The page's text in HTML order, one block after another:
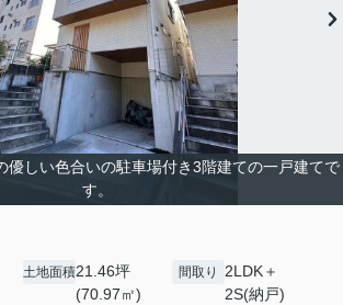
優しい色合いの駐車場付き3階建ての一戸建てで
す。
土地面積21.46坪
(70.97㎡)
間取り
2LDK＋
2S(納戸)